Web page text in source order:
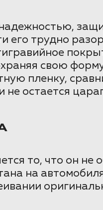
его трудно
свою
пленку,
не остается
то, что он
на